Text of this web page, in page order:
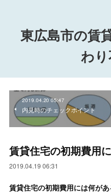
東広島市の賃
わ
2019.04.20 05:47
内見時のチェックポイント
賃貸住宅の初期費用
2019.04.19 06:31
賃貸住宅の初期費用には何があ